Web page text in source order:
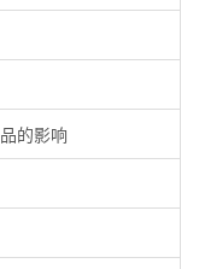
的影响